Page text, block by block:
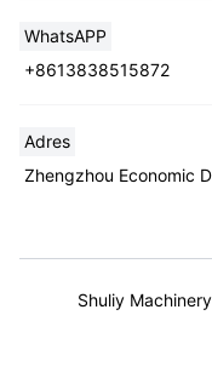
WhatsAPP
+8613838515872
Adres
Zhengzhou Economic
Shuliy